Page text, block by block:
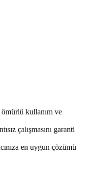
kullanım ve
çalışmasını garanti
en uygun çözümü